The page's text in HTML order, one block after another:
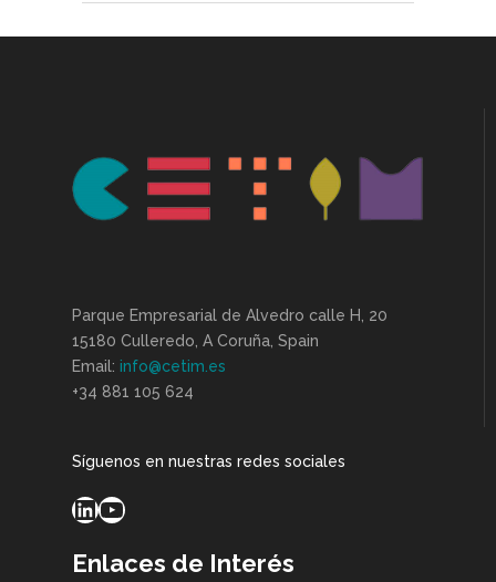
Parque Empresarial de Alvedro calle H, 20
15180 Culleredo, A Coruña, Spain
Email: info@cetim.es
+34 881 105 624
Síguenos en nuestras redes sociales
LinkedIn
YouTube
Enlaces de Interés